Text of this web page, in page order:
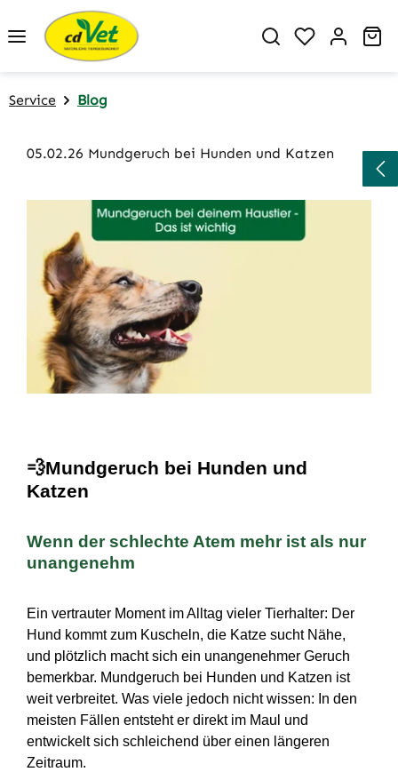
Zum Hauptinhalt springen
Du hast 0
Service Blog
05.02.26 Mundgeruch bei Hunden und Katzen
💨Mundgeruch bei Hunden und
Katzen
Wenn der schlechte Atem mehr ist als nur
unangenehm
Ein vertrauter Moment im Alltag vieler Tierhalter: Der
Hund kommt zum Kuscheln, die Katze sucht Nähe,
und plötzlich macht sich ein unangenehmer Geruch
bemerkbar. Mundgeruch bei Hunden und Katzen ist
weit verbreitet. Was viele jedoch nicht wissen: In den
meisten Fällen entsteht er direkt im Maul und
entwickelt sich schleichend über einen längeren
Zeitraum.